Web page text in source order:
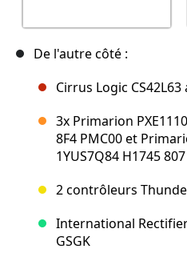
De l'autre côté :
Cirrus Logic
3x Primarion
8F4 PMC00 et
1YUS7Q84 H1745
2 contrôleurs
International
GSGK